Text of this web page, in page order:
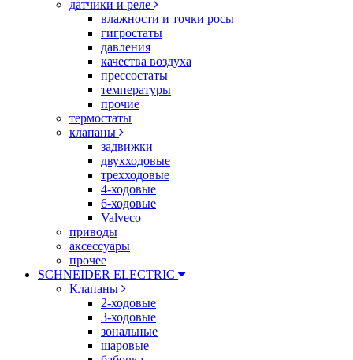
датчики и реле
влажности и точки росы
гигростаты
давления
качества воздуха
прессостаты
температуры
прочие
термостаты
клапаны
задвижки
двухходовые
трехходовые
4-ходовые
6-ходовые
Valveco
приводы
аксессуары
прочее
SCHNEIDER ELECTRIC
Клапаны
2-ходовые
3-ходовые
зональные
шаровые